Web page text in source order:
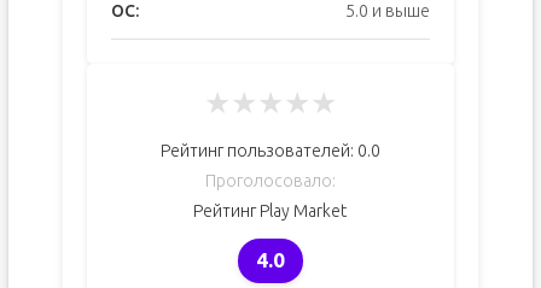
ОС: 5.0 и выше
★★★★★
Рейтинг пользователей: 0.0
Проголосовало:
Рейтинг Play Market
4.0